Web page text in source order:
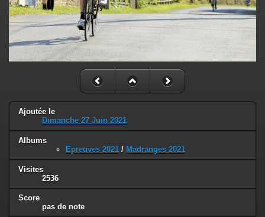
Ajoutée le
Dimanche 27 Juin 2021
Albums
Epreuves 2021 / Madranges 2021
Visites
2536
Score
pas de note